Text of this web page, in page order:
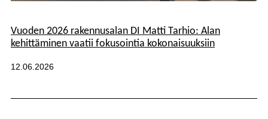
Vuoden 2026 rakennusalan DI Matti Tarhio: Alan
kehittäminen vaatii fokusointia kokonaisuuksiin
Julkaistu:
12.06.2026